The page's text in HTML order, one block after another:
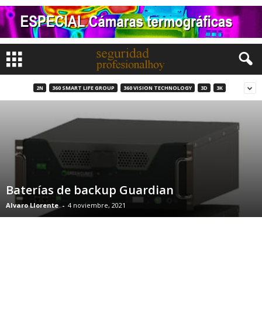
2N 360 SMART LIFE GROUP 360 VISION TECHNOLOGY 3D 3K
Baterías de backup Guardian
Alvaro Llorente - 4 noviembre, 2021